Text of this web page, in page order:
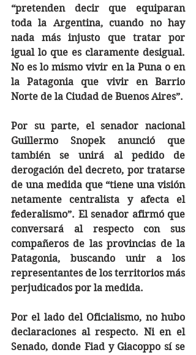
“pretenden decir que equiparan
toda la Argentina, cuando no hay
nada más injusto que tratar por
igual lo que es claramente desigual.
No es lo mismo vivir en la Puna o en
la Patagonia que vivir en Barrio
Norte de la Ciudad de Buenos Aires”.
Por su parte, el senador nacional
Guillermo Snopek anunció que
también se unirá al pedido de
derogación del decreto, por tratarse
de una medida que “tiene una visión
netamente centralista y afecta el
federalismo”. El senador afirmó que
conversará al respecto con sus
compañeros de las provincias de la
Patagonia, buscando unir a los
representantes de los territorios más
perjudicados por la medida.
Por el lado del Oficialismo, no hubo
declaraciones al respecto. Ni en el
Senado, donde Fiad y Giacoppo sí se